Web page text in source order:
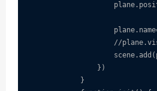
//
                })
            }